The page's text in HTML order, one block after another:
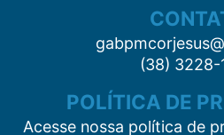
(38) 3228-
POLÍTICA DE
Acesse nossa política de